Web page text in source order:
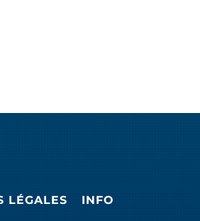
LÉGALES INFO